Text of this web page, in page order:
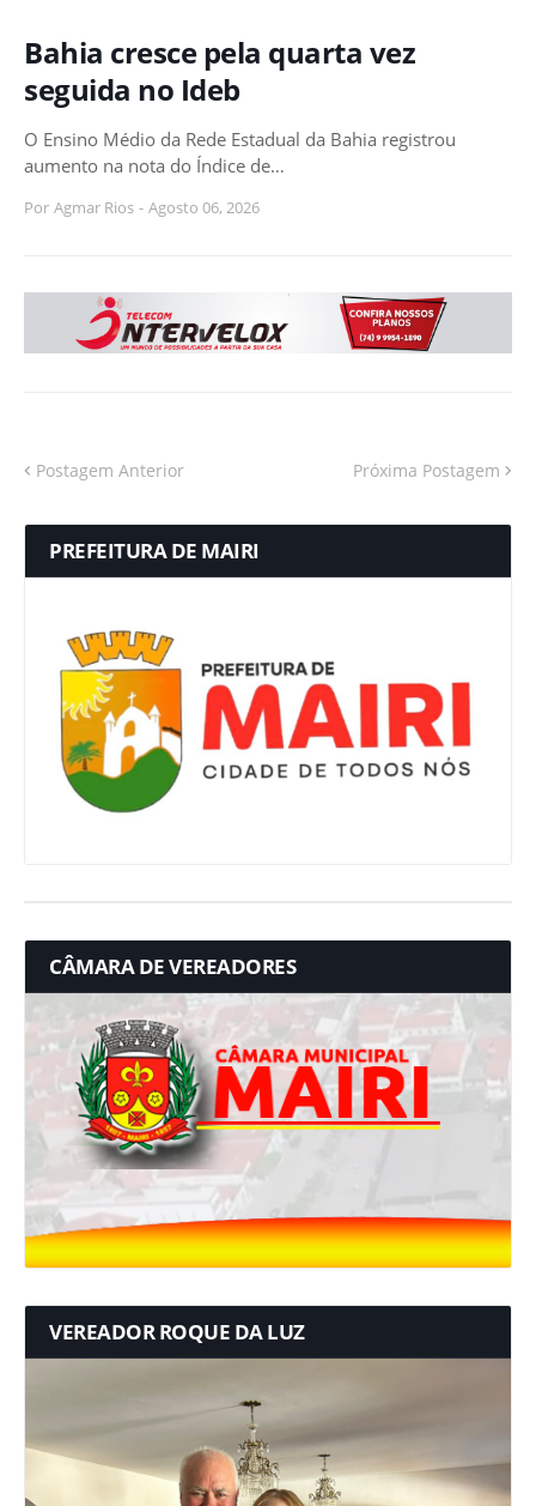
Bahia cresce pela quarta vez
seguida no Ideb
O Ensino Médio da Rede Estadual da Bahia registrou
aumento na nota do Índice de…
Por Agmar Rios - Agosto 06, 2026
Postagem Anterior Próxima Postagem
PREFEITURA DE MAIRI
CÂMARA DE VEREADORES
VEREADOR ROQUE DA LUZ